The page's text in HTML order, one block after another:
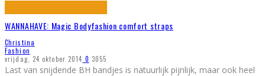
WANNAHAVE: Magic Bodyfashion comfort straps
Christina
Fashion
vrijdag, 24 oktober 2014 0 3055
Last van snijdende BH bandjes is natuurlijk pijnlijk, maar ook heel